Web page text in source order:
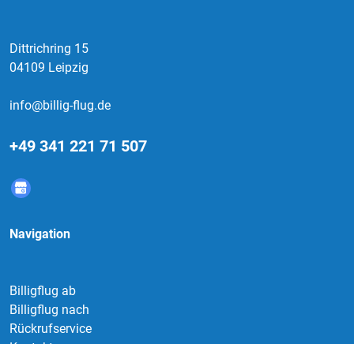
Dittrichring 15
04109 Leipzig
info@billig-flug.de
+49 341 221 71 507
Navigation
Billigflug ab
Billigflug nach
Rückrufservice